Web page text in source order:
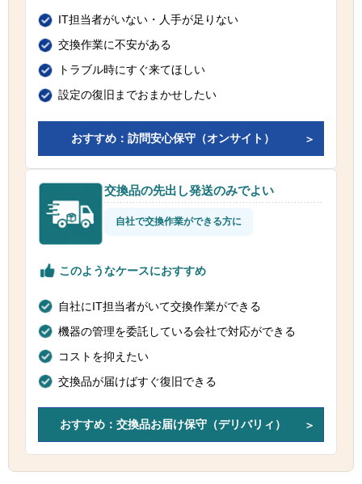
IT担当者がいない・人手が足りない
交換作業に不安がある
トラブル時にすぐ来てほしい
設定の復旧までおまかせしたい
おすすめ：訪問安心保守（オンサイト）
交換品の先出し発送のみでよい
自社で交換作業ができる方に
このようなケースにおすすめ
自社にIT担当者がいて交換作業ができる
機器の管理を委託している会社で対応ができる
コストを抑えたい
交換品が届けばすぐ復旧できる
おすすめ：交換品お届け保守（デリバリィ）